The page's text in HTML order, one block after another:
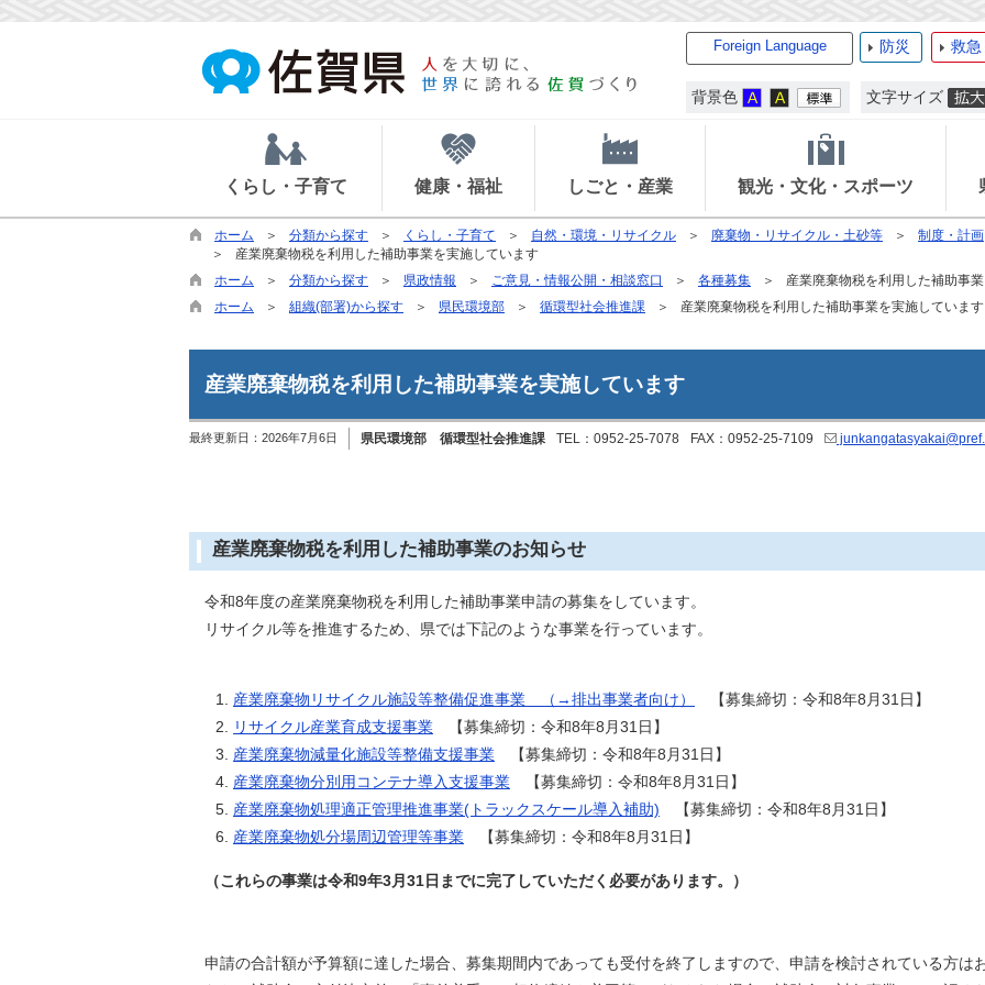
Foreign Language 防災 救急
背景色 文字サイズ
くらし・子育て 健康・福祉 しごと・産業 観光・文化・スポーツ
ホーム 分類から探す くらし・子育て 自然・環境・リサイクル 廃棄物・リサイクル・土砂等
制度・計画
産業廃棄物税を利用した補助事業を実施しています
ホーム
分類から探す 県政情報 ご意見・情報公開・相談窓口 各種募集
産業廃棄物税を利用した補助事
ホーム
組織(部署)から探す 県民環境部 循環型社会推進課 産業廃棄物税を利用した補助事業を実施しています
産業廃棄物税を利用した補助事業を実施しています
最終更新日： 2026年7月6日 県民環境部 循環型社会推進課 TEL：0952-25-7078 FAX：0952-25-7109
産業廃棄物税を利用した補助事業のお知らせ
令和8年度の産業廃棄物税を利用した補助事業申請の募集をしています。
リサイクル等を推進するため、県では下記のような事業を行っています。
産業廃棄物リサイクル施設等整備促進事業 （→排出事業者向け）
【募集締切：令和8年8月31日】
リサイクル産業育成支援事業 【募集締切：令和8年8月31日】
産業廃棄物減量化施設等整備支援事業 【募集締切：令和8年8月31日】
産業廃棄物分別用コンテナ導入支援事業 【募集締切：令和8年8月31日】
産業廃棄物処理適正管理推進事業(トラックスケール導入補助) 【募集締切：令和8年8月31日】
産業廃棄物処分場周辺管理等事業 【募集締切：令和8年8月31日】
（これらの事業は令和9年3月31日までに完了していただく必要があります。）
申請の合計額が予算額に達した場合、募集期間内であっても受付を終了しますので、申請を検討されている方は